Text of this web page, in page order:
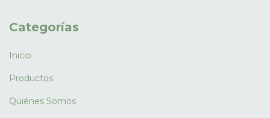
Categorías
Inicio
Productos
Quiénes Somos